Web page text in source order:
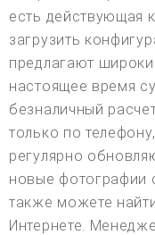
есть действующая
загрузить
предлагают
настоящее время
безналичный
только по
регулярно
новые фотографии
также можете
Интернете.